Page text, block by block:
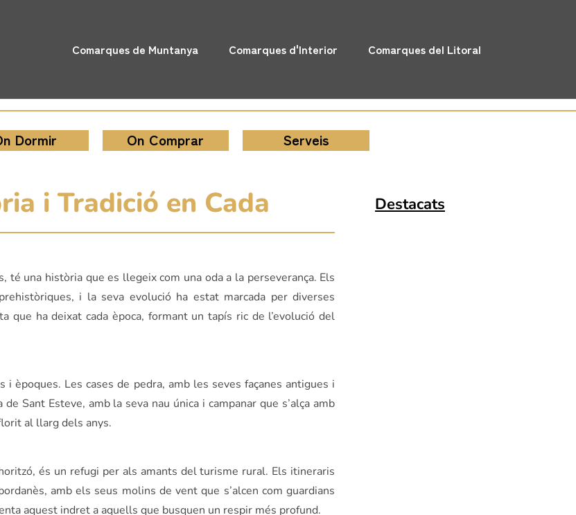
Comarques de Muntanya Comarques d'Interior Comarques del Litoral
Dormir On Comprar Serveis
i Tradició en Cada
una història que es llegeix com una oda a la perseverança. Els
i la seva evolució ha estat marcada per diverses
que ha deixat cada època, formant un tapís ric de l’evolució del
èpoques. Les cases de pedra, amb les seves façanes antigues i
Sant Esteve, amb la seva nau única i campanar que s’alça amb
al llarg dels anys.
és un refugi per als amants del turisme rural. Els itineraris
amb els seus molins de vent que s’alcen com guardians
aquest indret a aquells que busquen un respir més profund.
Destacats